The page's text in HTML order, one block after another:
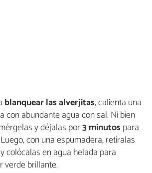
blanquear las alverjitas, calienta una
con abundante agua con sal. Ni bien
y déjalas por3 minutos para
con una espumadera, retíralas
colócalas en agua helada para
verde brillante.